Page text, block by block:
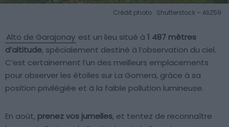
Crédit photo : Shutterstock – AliZ59
Alto de Garajonay est un lieu situé à 1 487 mètres
d’altitude, spécialement destiné à l’observation du ciel.
C’est certainement l’un des meilleurs emplacements
pour observer les étoiles sur La Gomera, grâce à sa
position privilégiée et à la faible pollution lumineuse.
En août, prenez vos jumelles, et tentez de reconnaître